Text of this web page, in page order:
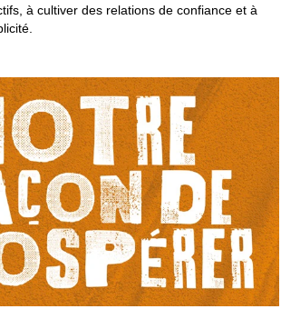
à cultiver des relations de confiance et à